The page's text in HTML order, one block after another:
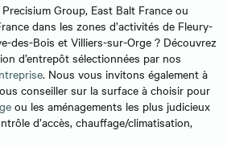
Group, East Balt France ou
dans les zones d’activités de Fleury-
des-Bois et Villiers-sur-Orge ? Découvrez
d’entrepôt sélectionnées par nos
. Nous vous invitons également à
conseiller sur la surface à choisir pour
ou les aménagements les plus judicieux
d’accès, chauffage/climatisation,